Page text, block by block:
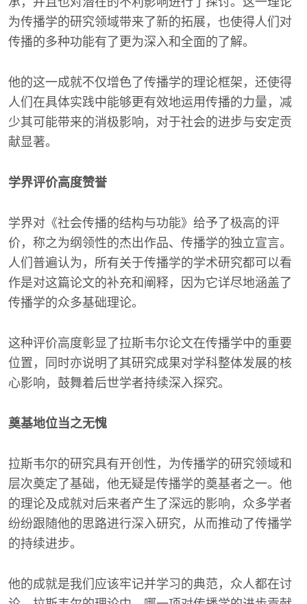
为传播学的研究领域带来了新的拓展，也使得人们对
传播的多种功能有了更为深入和全面的了解。
他的这一成就不仅增色了传播学的理论框架，还使得
人们在具体实践中能够更有效地运用传播的力量，减
少其可能带来的消极影响，对于社会的进步与安定贡
献显著。
学界评价高度赞誉
学界对《社会传播的结构与功能》给予了极高的评
价，称之为纲领性的杰出作品、传播学的独立宣言。
人们普遍认为，所有关于传播学的学术研究都可以看
作是对这篇论文的补充和阐释，因为它详尽地涵盖了
传播学的众多基础理论。
这种评价高度彰显了拉斯韦尔论文在传播学中的重要
位置，同时亦说明了其研究成果对学科整体发展的核
心影响，鼓舞着后世学者持续深入探究。
奠基地位当之无愧
拉斯韦尔的研究具有开创性，为传播学的研究领域和
层次奠定了基础，他无疑是传播学的奠基者之一。他
的理论及成就对后来者产生了深远的影响，众多学者
纷纷跟随他的思路进行深入研究，从而推动了传播学
的持续进步。
他的成就是我们应该牢记并学习的典范，众人都在讨